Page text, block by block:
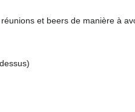
et beers de manière à